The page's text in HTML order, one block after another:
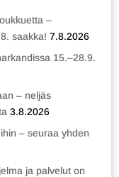
–
saakka! 7.8.2026
15.–28.9.
– neljäs
3.8.2026
– seuraa yhden
ja palvelut on